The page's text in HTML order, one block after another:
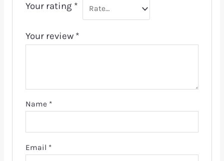
Your rating *
Your review *
Name *
Email *